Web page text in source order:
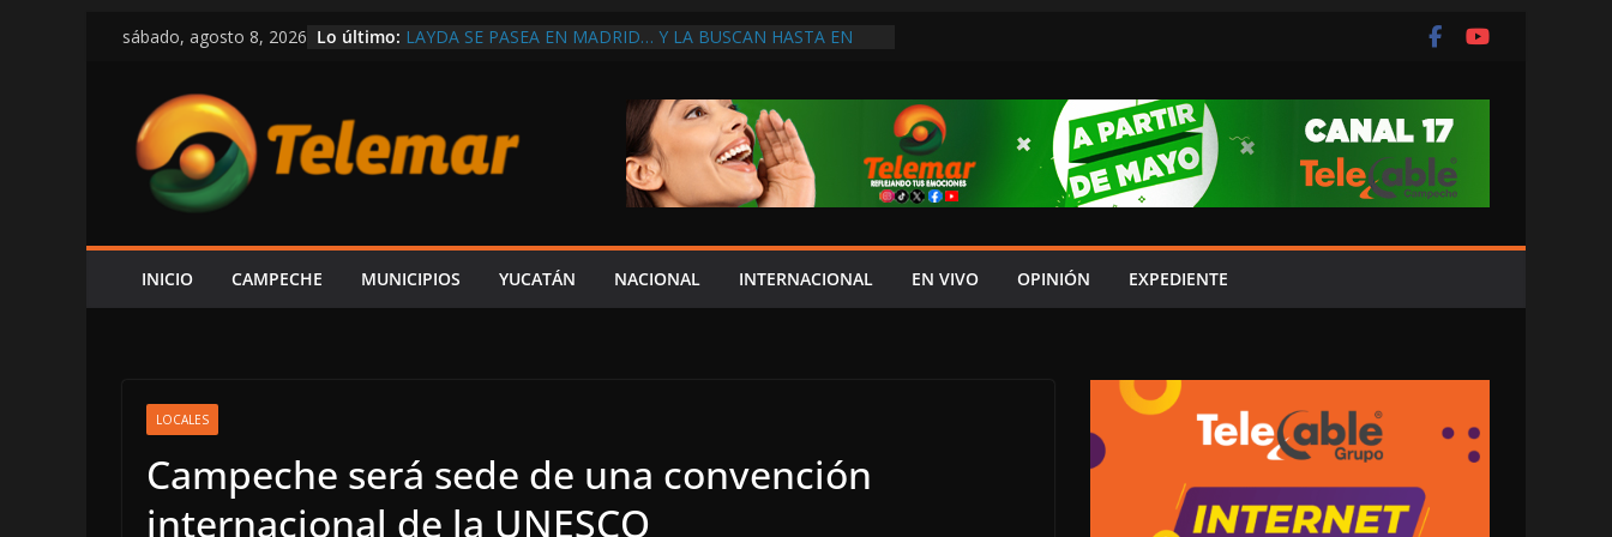
Saltar
contenido
sábado, agosto 8, 2026 Lo último: LAYDA SE PASEA EN MADRID… Y LA BUSCAN HASTA EN
CAPTAN A LAYDA EN UNA DE LAS CADENAS DE ARTÍCULOS
DE LUJO MÁS GRANDES DE EUROPA: MARCEL CARRILLO
VIVE CAMPECHE SU PEOR MOMENTO: PAN; LA ECONOMÍA
ESTÁ EN RETROCESO, CRECE LA INSEGURIDAD, NO HAY
OBRAS Y MEDIOS CRÍTICOS SON CENSURADOS
DENUNCIAR ES PERDER EL TIEMPO”; INFRAESTRUCTURA
DE LA CFE ES OBSOLETA Y URGE MODERNIZARLA:
INICIO CAMPECHE MUNICIPIOS YUCATÁN NACIONAL INTERNACIONAL EN VIVO OPINIÓN EXPEDIENTE
LOCALES
Campeche será sede de una convención
internacional de la UNESCO